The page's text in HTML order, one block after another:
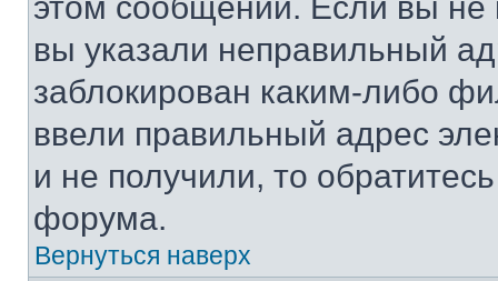
вы указали неправильный
заблокирован каким-либо
ввели правильный адрес
и не получили, то
форума.
Вернуться наверх